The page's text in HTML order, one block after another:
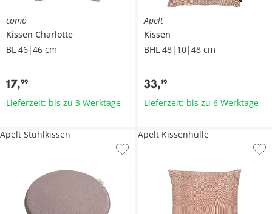
como
Kissen Charlotte
BL 46|46 cm
17,99
Lieferzeit: bis zu 3 Werktage
Apelt
Kissen
BHL 48|10|48 cm
33,19
Lieferzeit: bis zu 6 Werktage
Apelt Stuhlkissen Apelt Kissenhülle